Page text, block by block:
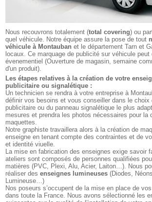
Nous recouvrons totalement (total covering) ou
quel véhicule. Notre équipe assure la pose de tout
véhicule à Montaubanet le département Tarn et
locaux. Ce marquage de publicité sur véhicule peut
évenementiel (Ouverture de magasin, semaine
d'un produit).
Les étapes relatives à la création de votre
publicitaire ou signalétique :
Un technicien se rendra à votre entreprise à
définir vos besoins et vous conseiller dans le choix
publicitaire ou du panneau signalétique le plus
mesures et prendra les photos nécessaires pour la
maquettes.
Notre graphiste travaillera alors à la création de
enseigne en tenant compte des contraintes et de
et identité viuelle.
La mise en fabrication des enseignes exige savoir
ateliers sont composés de personnes qualifiées
matières (PVC, Plexi, Alu, Acier, Laiton…). Nous
réaliser desenseignes lumineuses (Diodes,
Lumineuse…)
Nos poseurs s’occupent de la mise en place de
dans toute la France. Nous avons sélectionné les